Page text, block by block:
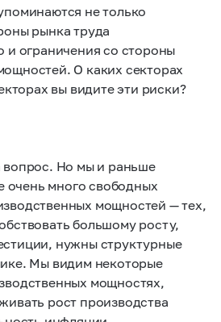
не только
рынка труда
ограничения со стороны
О каких секторах
вы видите эти риски?
вопрос. Но мы и раньше
очень много свободных
мощностей — тех,
большому росту,
нужны структурные
Мы видим некоторые
мощностях,
рост производства